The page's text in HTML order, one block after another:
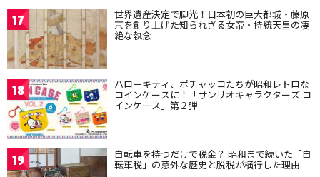
17 世界遺産決定で脚光！日本初の巨大都城・藤原
京を創り上げた知られざる女帝・持統天皇の凄
絶な執念
18 ハローキティ、ポチャッコたちが昭和レトロな
コインケースに！「サンリオキャラクターズ コ
インケース」第２弾
19 自転車を持つだけで税金？ 昭和まで続いた「自
転車税」の意外な歴史と脱税が横行した理由